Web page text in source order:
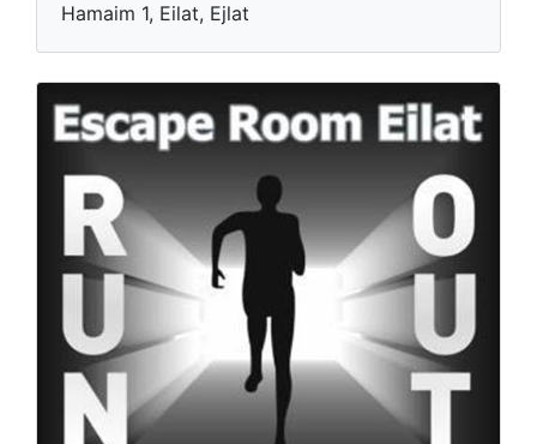
Hamaim 1, Eilat, Ejlat